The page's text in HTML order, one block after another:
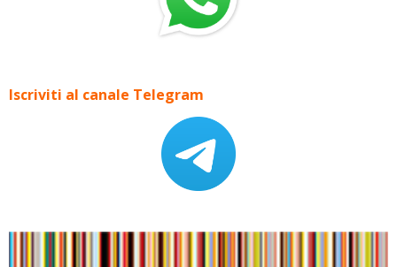
Iscriviti al canale Telegram